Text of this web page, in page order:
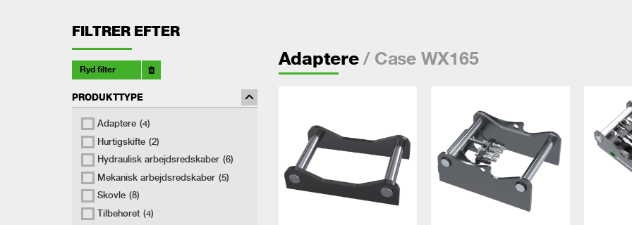
FILTRER EFTER
Ryd filter
PRODUKTTYPE
Adaptere (4)
Hurtigskifte (2)
Hydraulisk arbejdsredskaber (6)
Mekanisk arbejdsredskaber (5)
Skovle (8)
Tilbehøret (4)
Adaptere/ Case WX165